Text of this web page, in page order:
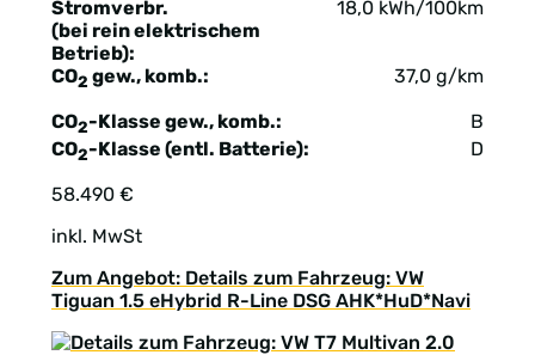
Stromverbr.
(bei rein elektrischem
Betrieb):
18,0 kWh/100km
CO2 gew., komb.: 37,0 g/km
CO2-Klasse gew., komb.:
B
CO2-Klasse (entl. Batterie): D
58.490 €
inkl. MwSt
Zum Angebot: Details zum Fahrzeug: VW
Tiguan 1.5 eHybrid R-Line DSG AHK*HuD*Navi